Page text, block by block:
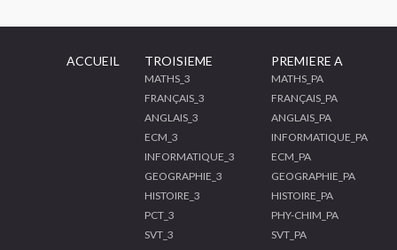
ACCUEIL TROISIEME
MATHS_3
FRANÇAIS_3
ANGLAIS_3
ECM_3
INFORMATIQUE_3
GEOGRAPHIE_3
HISTOIRE_3
PCT_3
SVT_3
PREMIERE A
MATHS_PA
FRANÇAIS_PA
ANGLAIS_PA
INFORMATIQUE_PA
ECM_PA
GEOGRAPHIE_PA
HISTOIRE_PA
PHY-CHIM_PA
SVT_PA